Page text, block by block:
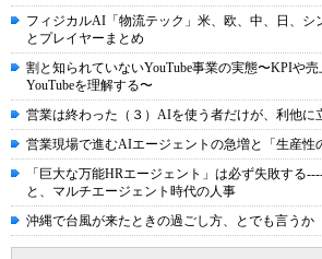
フィジカルAI「物流テック」米、欧、中、日、シ
とプレイヤーまとめ
割と知られていないYouTube事業の実態〜KPIや
YouTubeを理解する〜
営業は終わった（３）AIを使う者だけが、利他に
営業現場で進むAIエージェントの急増と「生産性
「巨大な万能HRエージェント」は必ず失敗する
と、マルチエージェント時代の人事
沖縄で台風が来たときの過ごし方、とでも言うか